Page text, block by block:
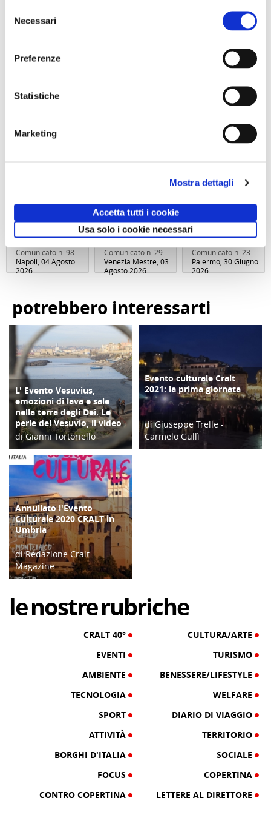
delNecessari
Preferenze
Statistiche
Marketing
Mostra dettagli
Accetta tutti i cookie
Usa solo i cookie necessari
Sabato 19
ore 09:30
Comunicato n. 98
Napoli, 04 Agosto
2026
settembre
Comunicato n. 29
Venezia Mestre, 03
Agosto 2026
Comunicato n. 23
Palermo, 30 Giugno
2026
potrebbero interessarti
COPERTINA
L' Evento Vesuvius,
emozioni di lava e sale
nella terra degli Dei. Le
perle del Vesuvio, il video
di Gianni Tortoriello
11/12/23
COPERTINA
Evento culturale Cralt
2021: la prima giornata
di Giuseppe Trelle -
Carmelo Gullì
EVENTI
Annullato l'Evento
Culturale 2020 CRALT in
Umbria
di Redazione Cralt
Magazine
lenostrerubriche
CRALT 40°
CULTURA/ARTE
EVENTI
TURISMO
AMBIENTE
BENESSERE/LIFESTYLE
TECNOLOGIA
WELFARE
SPORT
DIARIO DI VIAGGIO
ATTIVITÀ
TERRITORIO
BORGHI D'ITALIA
SOCIALE
FOCUS
COPERTINA
CONTRO COPERTINA
LETTERE AL DIRETTORE